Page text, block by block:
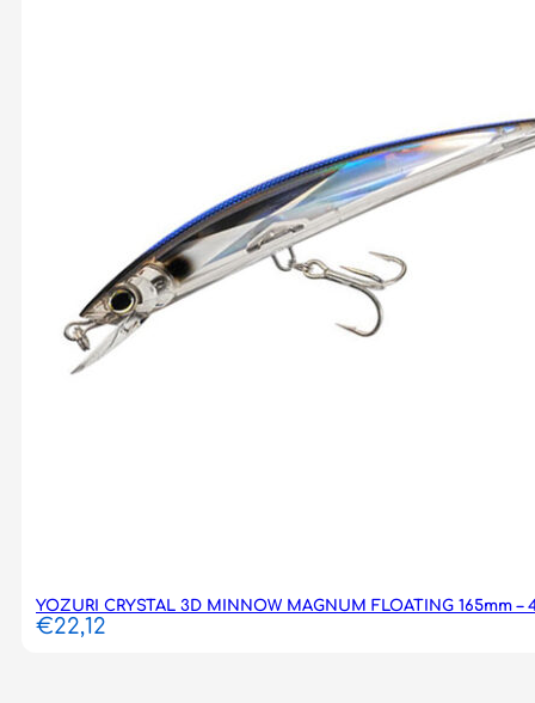
YOZURI CRYSTAL 3D MINNOW MAGNUM FLOATING 165mm –
€22,12